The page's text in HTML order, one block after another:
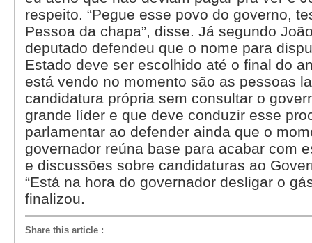
respeito. “Pegue esse povo do governo,
Pessoa da chapa”, disse. Já segundo
deputado defendeu que o nome para
Estado deve ser escolhido até o final do
está vendo no momento são as pessoas
candidatura própria sem consultar o
grande líder e que deve conduzir esse
parlamentar ao defender ainda que o
governador reúna base para acabar com
e discussões sobre candidaturas ao
“Está na hora do governador desligar o
finalizou.
Share this article :